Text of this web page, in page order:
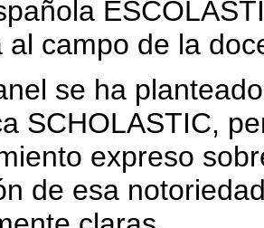
al campo de la
se ha
SCHOLASTIC,
expreso
de esa